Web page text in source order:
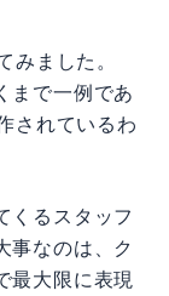
ました。
まで一例であ
されているわ
くるスタッフ
事なのは、ク
最大限に表現